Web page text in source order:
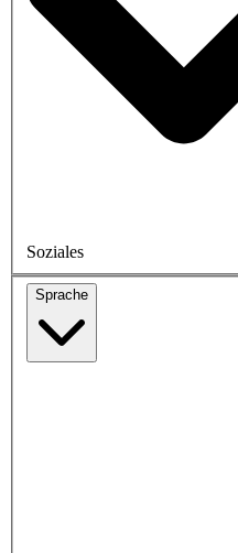
Soziales
Sprache